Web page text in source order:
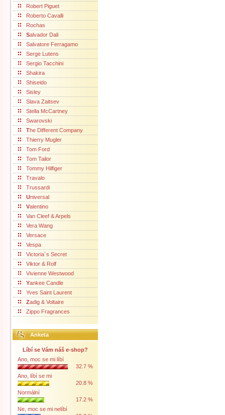
Robert Piguet
Roberto Cavalli
Rochas
Salvador Dali
Salvatore Ferragamo
Serge Lutens
Sergio Tacchini
Shakira
Shiseido
Sisley
Slava Zaitsev
Stella McCartney
Swarovski
The Different Company
Thierry Mugler
Tom Ford
Tom Tailor
Tommy Hilfiger
Travalo
Trussardi
Universal
Valentino
Van Cleef & Arpels
Vera Wang
Versace
Vespa
Victoria´s Secret
Viktor & Rolf
Vivienne Westwood
Yankee Candle
Yves Saint Laurent
Zadig & Voltaire
Zippo Fragrances
Anketa
Líbí se Vám náš e-shop?
Ano, moc se mi líbí
32.7 %
Ano, líbí se mi
20.8 %
Normální
17.2 %
Ne, moc se mi nelíbí